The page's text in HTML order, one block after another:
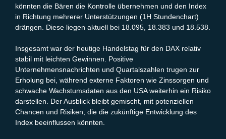
könnten die Bären die Kontrolle übernehmen und den Index
in Richtung mehrerer Unterstützungen (1H Stundenchart)
drängen. Diese liegen aktuell bei 18.095, 18.383 und 18.538.
Insgesamt war der heutige Handelstag für den DAX relativ
stabil mit leichten Gewinnen. Positive
Unternehmensnachrichten und Quartalszahlen trugen zur
Erholung bei, während externe Faktoren wie Zinssorgen und
schwache Wachstumsdaten aus den USA weiterhin ein Risiko
darstellen. Der Ausblick bleibt gemischt, mit potenziellen
Chancen und Risiken, die die zukünftige Entwicklung des
Index beeinflussen könnten.